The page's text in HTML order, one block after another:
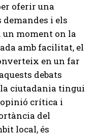
oferir una
i els
moment on la
amb facilitat, el
en un far
debats
ciutadania tingui
opinió crítica i
del
local, és